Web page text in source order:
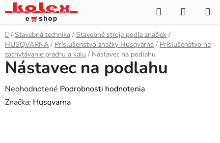
Prejsť
na
obsah
Hľadať
KOŠÍK
Domov
/ Stavebná technika / Stavebné stroje podľa značiek /
HUSQVARNA / Príslušenstvo značky Husqvarna / Príslušenstvo na
zachytávanie prachu a kalu / Nástavec na podlahu
Nástavec na podlahu
Priemerné
hodnotenie
Neohodnotené Podrobnosti hodnotenia
Značka: Husqvarna